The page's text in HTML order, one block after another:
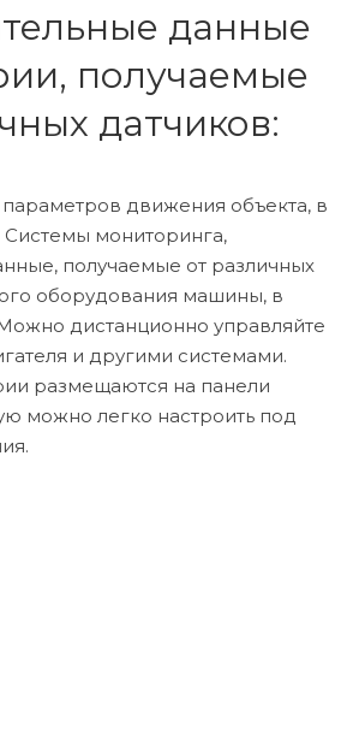
данные
получаемые
датчиков:
движения объекта, в
мониторинга,
получаемые от различных
оборудования машины, в
дистанционно управляйте
и другими системами.
размещаются на панели
можно легко настроить под